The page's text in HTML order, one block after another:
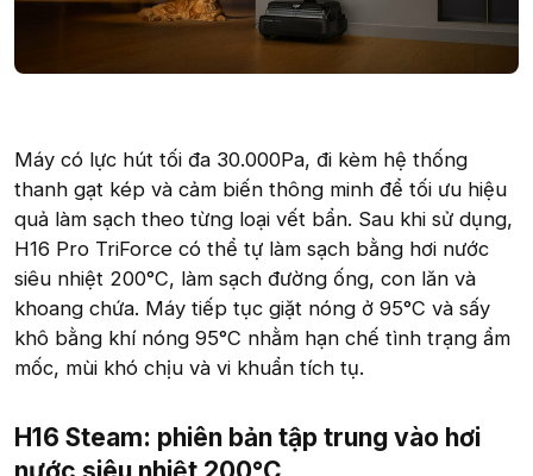
Máy có lực hút tối đa 30.000Pa, đi kèm hệ thống
thanh gạt kép và cảm biến thông minh để tối ưu hiệu
quả làm sạch theo từng loại vết bẩn. Sau khi sử dụng,
H16 Pro TriForce có thể tự làm sạch bằng hơi nước
siêu nhiệt 200°C, làm sạch đường ống, con lăn và
khoang chứa. Máy tiếp tục giặt nóng ở 95°C và sấy
khô bằng khí nóng 95°C nhằm hạn chế tình trạng ẩm
mốc, mùi khó chịu và vi khuẩn tích tụ.
H16 Steam: phiên bản tập trung vào hơi